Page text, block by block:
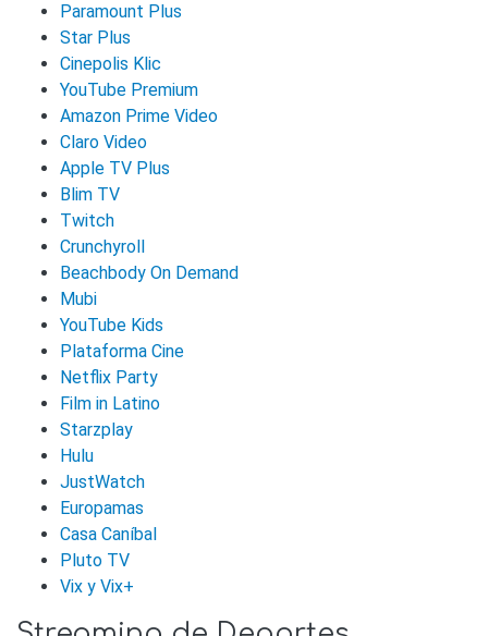
Paramount Plus
Star Plus
Cinepolis Klic
YouTube Premium
Amazon Prime Video
Claro Video
Apple TV Plus
Blim TV
Twitch
Crunchyroll
Beachbody On Demand
Mubi
YouTube Kids
Plataforma Cine
Netflix Party
Film in Latino
Starzplay
Hulu
JustWatch
Europamas
Casa Caníbal
Pluto TV
Vix y Vix+